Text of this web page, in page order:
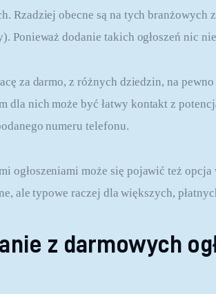
Rzadziej obecne są na tych branżowych
Ponieważ dodanie takich ogłoszeń nic
za darmo, z różnych dziedzin, na
dla nich może być łatwy kontakt z
numeru telefonu.
ogłoszeniami może się pojawić też
ale typowe raczej dla większych,
z darmowych